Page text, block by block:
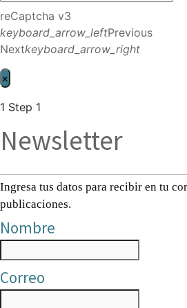
reCaptcha v3
keyboard_arrow_leftPrevious
Nextkeyboard_arrow_right
×
1 Step 1
Newsletter
Ingresa tus datos para recibir en tu
publicaciones.
Nombre
Correo